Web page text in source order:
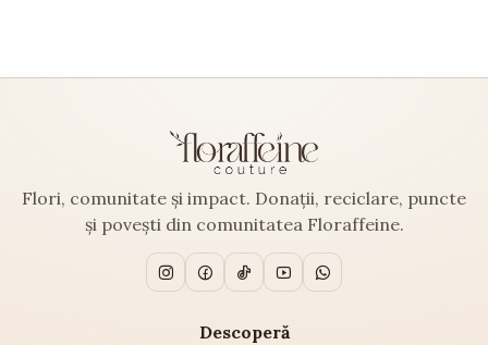
Flori, comunitate și impact. Donații, reciclare, puncte
și povești din comunitatea Floraffeine.
Descoperă